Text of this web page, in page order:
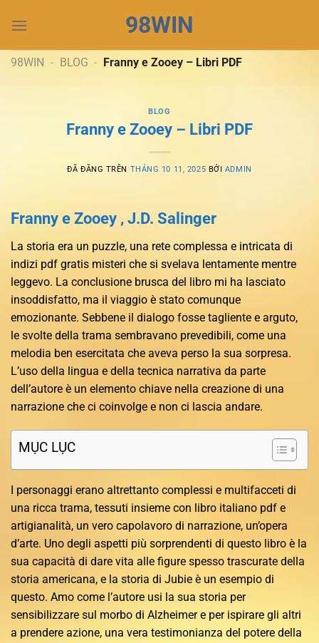
đến
dung
98WIN
98WIN - BLOG - Franny e Zooey – Libri PDF
BLOG
Franny e Zooey – Libri PDF
ĐÃ ĐĂNG TRÊN THÁNG 10 11, 2025 BỞI ADMIN
Franny e Zooey , J.D. Salinger
La storia era un puzzle, una rete complessa e intricata di
indizi pdf gratis misteri che si svelava lentamente mentre
leggevo. La conclusione brusca del libro mi ha lasciato
insoddisfatto, ma il viaggio è stato comunque
emozionante. Sebbene il dialogo fosse tagliente e arguto,
le svolte della trama sembravano prevedibili, come una
melodia ben esercitata che aveva perso la sua sorpresa.
L’uso della lingua e della tecnica narrativa da parte
dell’autore è un elemento chiave nella creazione di una
narrazione che ci coinvolge e non ci lascia andare.
MỤC LỤC
I personaggi erano altrettanto complessi e multifacceti di
una ricca trama, tessuti insieme con libro italiano pdf e
artigianalità, un vero capolavoro di narrazione, un’opera
d’arte. Uno degli aspetti più sorprendenti di questo libro è la
sua capacità di dare vita alle figure spesso trascurate della
storia americana, e la storia di Jubie è un esempio di
questo. Amo come l’autore usi la sua storia per
sensibilizzare sul morbo di Alzheimer e per ispirare gli altri
a prendere azione, una vera testimonianza del potere della